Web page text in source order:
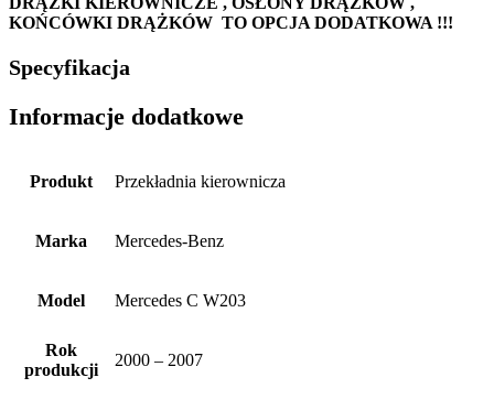
KOŃCÓWKI DRĄŻKÓW TO OPCJA DODATKOWA !!!
Specyfikacja
Informacje dodatkowe
Produkt Przekładnia kierownicza
Marka Mercedes-Benz
Model Mercedes C W203
Rok
produkcji
2000 – 2007